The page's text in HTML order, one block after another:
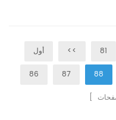
AQD70D MD100A MD100B
MD120A MD70C TAMD120A
TAMD120B TAMD121C
TAMD121D TAMD122A
أول << 81
86 87 88